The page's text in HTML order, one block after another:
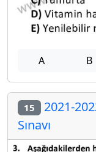
A B
15 2021-
Sınavı